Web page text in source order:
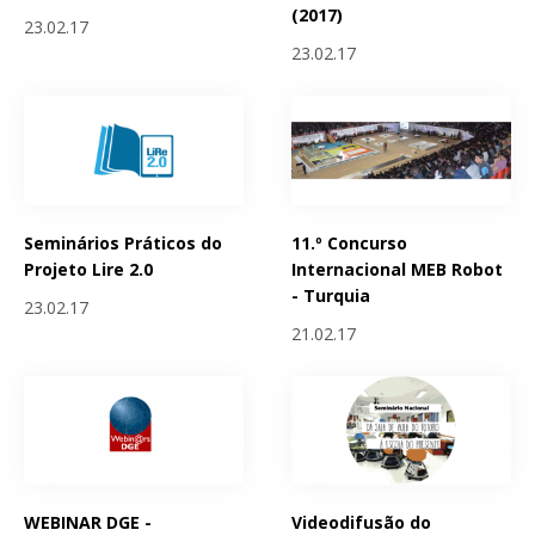
23.02.17
(2017)
23.02.17
Seminários Práticos do
Projeto Lire 2.0
23.02.17
11.º Concurso
Internacional MEB Robot
- Turquia
21.02.17
WEBINAR DGE -
Videodifusão do